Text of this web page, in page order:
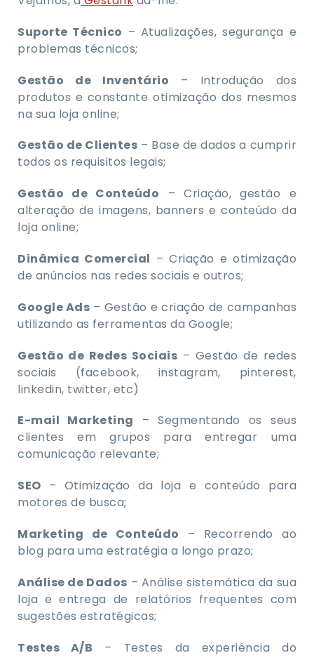
Suporte Técnico – Atualizações, segurança e
problemas técnicos;
Gestão de Inventário – Introdução dos
produtos e constante otimização dos mesmos
na sua loja online;
Gestão de Clientes – Base de dados a cumprir
todos os requisitos legais;
Gestão de Conteúdo – Criação, gestão e
alteração de imagens, banners e conteúdo da
loja online;
Dinâmica Comercial – Criação e otimização
de anúncios nas redes sociais e outros;
Google Ads – Gestão e criação de campanhas
utilizando as ferramentas da Google;
Gestão de Redes Sociais – Gestão de redes
sociais (facebook, instagram, pinterest,
linkedin, twitter, etc)
E-mail Marketing – Segmentando os seus
clientes em grupos para entregar uma
comunicação relevante;
SEO – Otimização da loja e conteúdo para
motores de busca;
Marketing de Conteúdo – Recorrendo ao
blog para uma estratégia a longo prazo;
Análise de Dados – Análise sistemática da sua
loja e entrega de relatórios frequentes com
sugestões estratégicas;
Testes A/B – Testes da experiência do